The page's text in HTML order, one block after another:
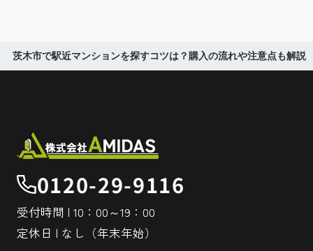
茨木市で駅近マンションを探すコツは？購入の流れや注意点も解説
0120-29-9116
受付時間 | 10：00～19：00
定休日 | なし（年末年始）